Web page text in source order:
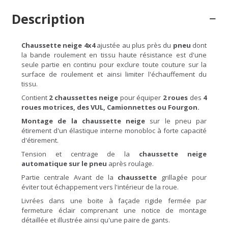
Description
Chaussette neige 4x4ajustée au plus près du pneu dont
la bande roulement en tissu haute résistance est d'une
seule partie en continu pour exclure toute couture sur la
surface de roulement et ainsi limiter l'échauffement du
tissu.
Contient 2 chaussettes neige pour équiper 2 roues des 4
roues motrices, des VUL, Camionnettes ou Fourgon.
Montage de la chaussette neige sur le pneu par
étirement d'un élastique interne monobloc à forte capacité
d'étirement.
Tension et centrage de la chaussette neige
automatique sur le pneu après roulage.
Partie centrale Avant de la chaussette
grillagée pour
éviter tout échappement vers l'intérieur de la roue.
Livrées dans une boite à façade rigide fermée par
fermeture éclair comprenant une notice de montage
détaillée et illustrée ainsi qu'une paire de gants.